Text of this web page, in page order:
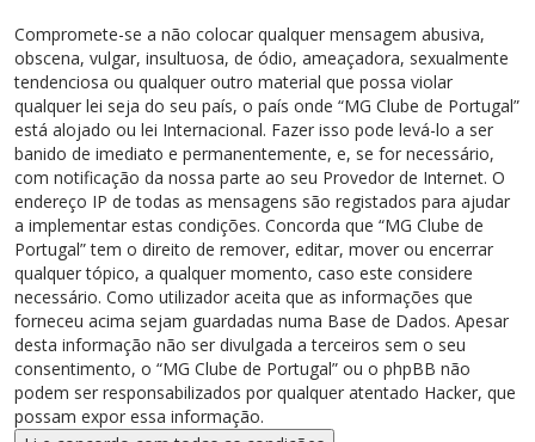
Compromete-se a não colocar qualquer mensagem abusiva,
obscena, vulgar, insultuosa, de ódio, ameaçadora, sexualmente
tendenciosa ou qualquer outro material que possa violar
qualquer lei seja do seu país, o país onde “MG Clube de Portugal”
está alojado ou lei Internacional. Fazer isso pode levá-lo a ser
banido de imediato e permanentemente, e, se for necessário,
com notificação da nossa parte ao seu Provedor de Internet. O
endereço IP de todas as mensagens são registados para ajudar
a implementar estas condições. Concorda que “MG Clube de
Portugal” tem o direito de remover, editar, mover ou encerrar
qualquer tópico, a qualquer momento, caso este considere
necessário. Como utilizador aceita que as informações que
forneceu acima sejam guardadas numa Base de Dados. Apesar
desta informação não ser divulgada a terceiros sem o seu
consentimento, o “MG Clube de Portugal” ou o phpBB não
podem ser responsabilizados por qualquer atentado Hacker, que
possam expor essa informação.